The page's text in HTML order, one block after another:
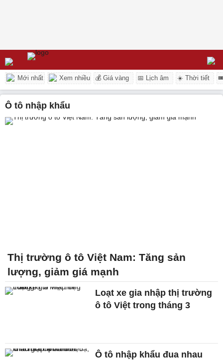
Mới nhất Xem nhiều 💰 Giá vàng 📅 Lịch âm ☀️ Thời tiết
ô tô nhập khẩu
Thị trường ô tô Việt Nam: Tăng sản
lượng, giảm giá mạnh
Loạt xe gia nhập thị trường
ô tô Việt trong tháng 3
Ô tô nhập khẩu đua nhau